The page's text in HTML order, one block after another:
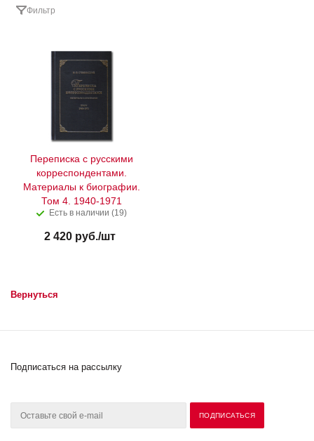
Фильтр
Переписка с русскими
корреспондентами.
Материалы к биографии.
Том 4. 1940-1971
Есть в наличии (19)
2 420 руб./шт
Вернуться
Подписаться на рассылку